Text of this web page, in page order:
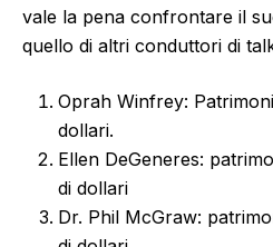
vale la pena confrontare il
quello di altri conduttori di
Oprah Winfrey:
dollari.
Ellen DeGeneres:
di dollari
Dr. Phil McGraw: